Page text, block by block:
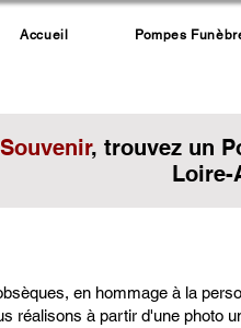
Accueil Pompes
, trouvez un
Loire-
en hommage à la
réalisons à partir d'une photo